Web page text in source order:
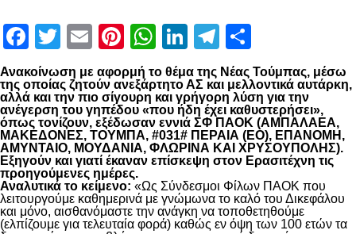
Facebook
Twitter
EmailPinterest
WhatsApp
LinkedIn
Telegram
Ανακοίνωση με αφορμή το θέμα της Νέας Τούμπας, μέσω
της οποίας ζητούν ανεξάρτητο ΑΣ και μελλοντικά αυτάρκη,
αλλά και την πιο σίγουρη και γρήγορη λύση για την
ανέγερση του γηπέδου «που ήδη έχει καθυστερήσει»,
όπως τονίζουν, εξέδωσαν εννιά ΣΦ ΠΑΟΚ (ΑΜΠΑΛΑΕΑ,
ΜΑΚΕΔΟΝΕΣ, ΤΟΥΜΠΑ, #031# ΠΕΡΑΙΑ (ΕΟ), ΕΠΑΝΟΜΗ,
ΑΜΥΝΤΑΙΟ, ΜΟΥΔΑΝΙΑ, ΦΛΩΡΙΝΑ ΚΑΙ ΧΡΥΣΟΥΠΟΛΗΣ).
Εξηγούν και γιατί έκαναν επίσκεψη στον Ερασιτέχνη τις
προηγούμενες ημέρες.
Αναλυτικά το κείμενο: «Ως Σύνδεσμοι Φίλων ΠΑΟΚ που
λειτουργούμε καθημερινά με γνώμωνα το καλό του Δικεφάλου
και μόνο, αισθανόμαστε την ανάγκη να τοποθετηθούμε
(ελπίζουμε για τελευταία φορά) καθώς εν όψη των 100 ετών τα